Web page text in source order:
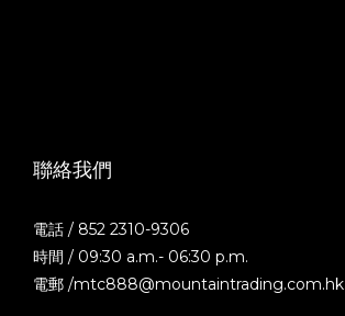
聯絡我們
電話 / 852 2310-9306
時間 / 09:30 a.m.- 06:30 p.m.
電郵 /mtc888@mountaintrading.com.hk